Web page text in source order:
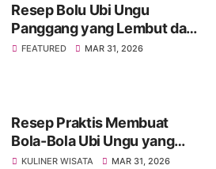
Resep Bolu Ubi Ungu
Panggang yang Lembut dan
Mengembang Sempurna
FEATURED MAR 31, 2026
Resep Praktis Membuat
Bola-Bola Ubi Ungu yang
Manis dan Renyah
KULINER WISATA MAR 31, 2026